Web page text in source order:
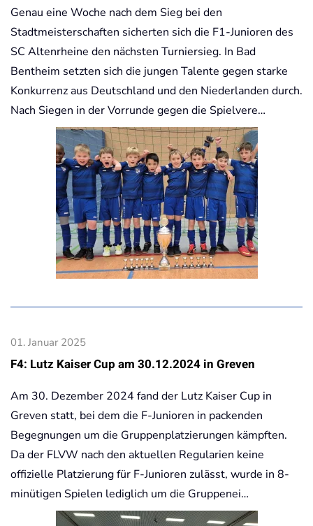
Genau eine Woche nach dem Sieg bei den
Stadtmeisterschaften sicherten sich die F1-Junioren des
SC Altenrheine den nächsten Turniersieg. In Bad
Bentheim setzten sich die jungen Talente gegen starke
Konkurrenz aus Deutschland und den Niederlanden durch.
Nach Siegen in der Vorrunde gegen die Spielvere…
01. Januar 2025
F4: Lutz Kaiser Cup am 30.12.2024 in Greven
Am 30. Dezember 2024 fand der Lutz Kaiser Cup in
Greven statt, bei dem die F-Junioren in packenden
Begegnungen um die Gruppenplatzierungen kämpften.
Da der FLVW nach den aktuellen Regularien keine
offizielle Platzierung für F-Junioren zulässt, wurde in 8-
minütigen Spielen lediglich um die Gruppenei…